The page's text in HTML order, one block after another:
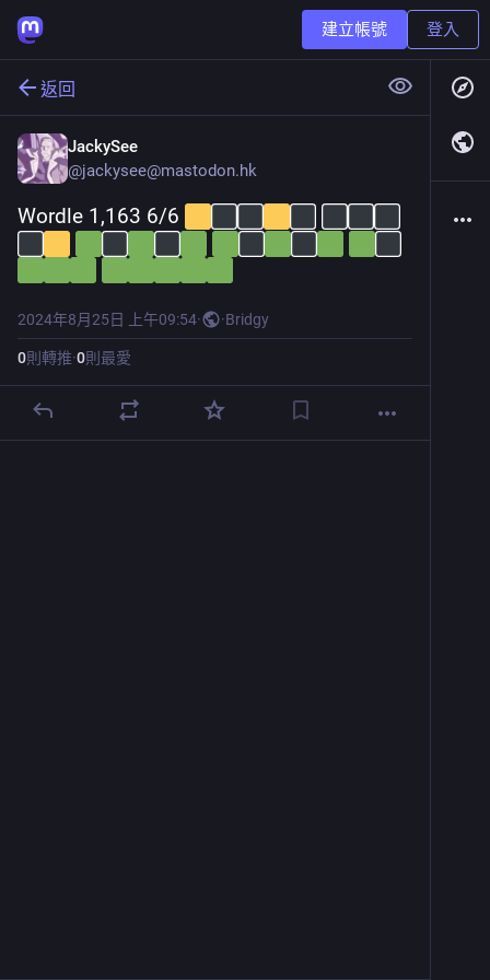
建立帳號 登入
返回
JackySee
@jackysee@mastodon.hk
Wordle 1,163 6/6
2024年8月25日 上午09:54· ·Bridgy
0則轉推·0則最愛